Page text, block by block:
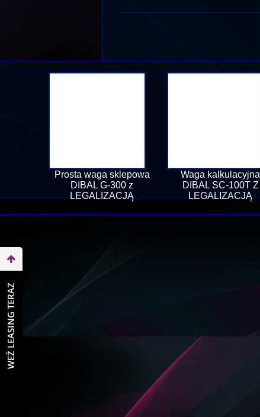
Prosta waga sklepowa
DIBAL G-300 z
LEGALIZACJĄ
Waga kalkulacyjna
DIBAL SC-100T Z
LEGALIZACJĄ
WEŹ LEASING TERAZ